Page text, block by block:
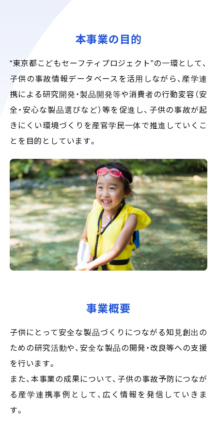
本事業の目的
“東京都こどもセーフティプロジェクト”の一環として、
子供の事故情報データベースを活用しながら、産学連
携による研究開発・製品開発等や消費者の行動変容（安
全・安心な製品選びなど）等を促進し、子供の事故が起
きにくい環境づくりを産官学民一体で推進していくこ
とを目的としています。
事業概要
子供にとって安全な製品づくりにつながる知見創出の
ための研究活動や、安全な製品の開発・改良等への支援
を行います。
また、本事業の成果について、子供の事故予防につなが
る産学連携事例として、広く情報を発信していきま
す。